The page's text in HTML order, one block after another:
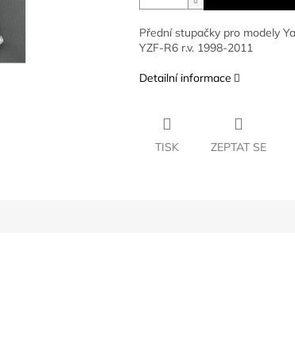
Přední stupačky pro modely
YZF-R6 r.v. 1998-2011
Detailní informace
TISK ZEPTAT SE